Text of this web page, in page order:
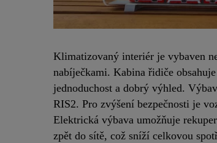
Klimatizovaný interiér je vybaven
nabíječkami. Kabina řidiče
jednoduchost a dobrý výhled.
RIS2. Pro zvýšení bezpečnosti je
Elektrická výbava umožňuje
zpět do sítě, což sníží celkovou